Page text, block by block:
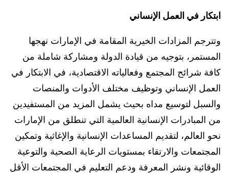
ابتكار في العمل الإنساني
وتترجم المزادات الخيرية المقامة في الإمارات نهجها
المستمر، بتوجيه من قيادة الدولة ومشاركة شاملة من
كافة شرائح المجتمع وفعالياته الاقتصادية، في الابتكار في
العمل الإنساني وتوظيف مختلف الأدوات والمنصات
والسبل لتوسيع مداه بحيث يشمل المزيد من المستفيدين
من المبادرات الإنسانية العالمية التي تنطلق من الإمارات
نحو العالم، لتقديم المساعدات الإنسانية والإغاثية وتمكين
المجتمعات والارتقاء بمستويات الرعاية الصحية والتوعية
الوقائية ونشر المعرفة ودعم التعليم في المجتمعات الأقل